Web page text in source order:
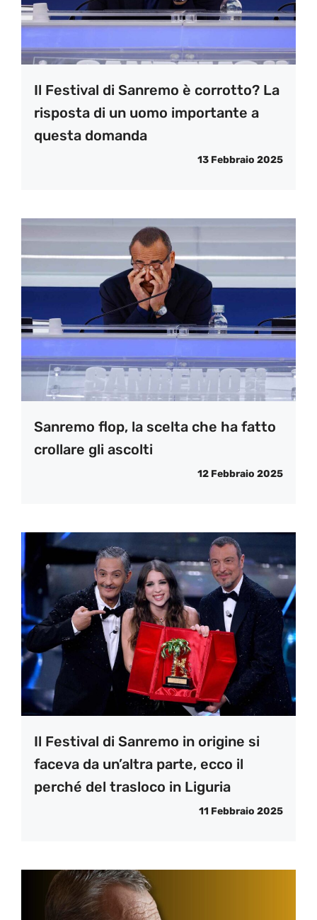
Il Festival di Sanremo è corrotto? La
risposta di un uomo importante a
questa domanda
13 Febbraio 2025
Sanremo flop, la scelta che ha fatto
crollare gli ascolti
12 Febbraio 2025
Il Festival di Sanremo in origine si
faceva da un’altra parte, ecco il
perché del trasloco in Liguria
11 Febbraio 2025